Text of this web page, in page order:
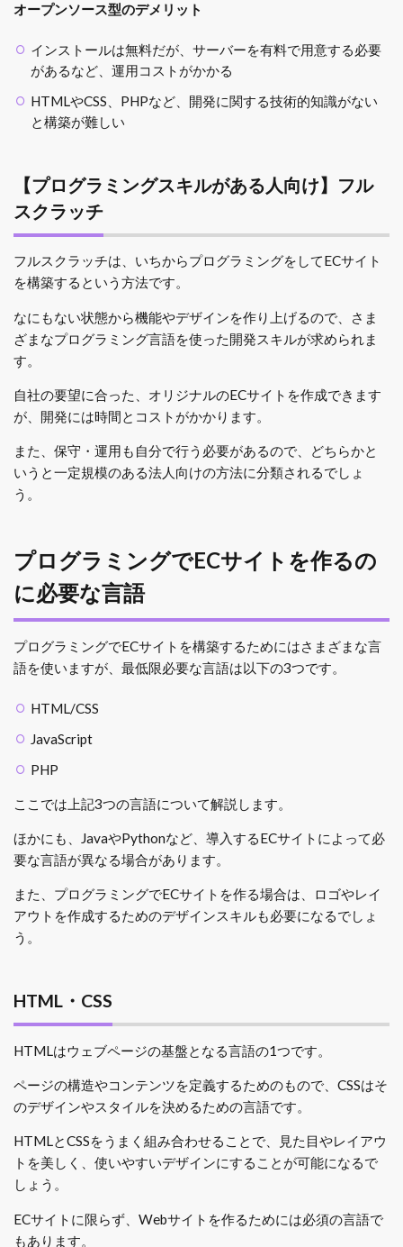
オープンソース型のデメリット
インストールは無料だが、サーバーを有料で用意する必要
があるなど、運用コストがかかる
HTMLやCSS、PHPなど、開発に関する技術的知識がない
と構築が難しい
【プログラミングスキルがある人向け】フル
スクラッチ
フルスクラッチは、いちからプログラミングをしてECサイト
を構築するという方法です。
なにもない状態から機能やデザインを作り上げるので、さま
ざまなプログラミング言語を使った開発スキルが求められま
す。
自社の要望に合った、オリジナルのECサイトを作成できます
が、開発には時間とコストがかかります。
また、保守・運用も自分で行う必要があるので、どちらかと
いうと一定規模のある法人向けの方法に分類されるでしょ
う。
プログラミングでECサイトを作るの
に必要な言語
プログラミングでECサイトを構築するためにはさまざまな言
語を使いますが、最低限必要な言語は以下の3つです。
HTML/CSS
JavaScript
PHP
ここでは上記3つの言語について解説します。
ほかにも、JavaやPythonなど、導入するECサイトによって必
要な言語が異なる場合があります。
また、プログラミングでECサイトを作る場合は、ロゴやレイ
アウトを作成するためのデザインスキルも必要になるでしょ
う。
HTML・CSS
HTMLはウェブページの基盤となる言語の1つです。
ページの構造やコンテンツを定義するためのもので、CSSはそ
のデザインやスタイルを決めるための言語です。
HTMLとCSSをうまく組み合わせることで、見た目やレイアウ
トを美しく、使いやすいデザインにすることが可能になるで
しょう。
ECサイトに限らず、Webサイトを作るためには必須の言語で
もあります。